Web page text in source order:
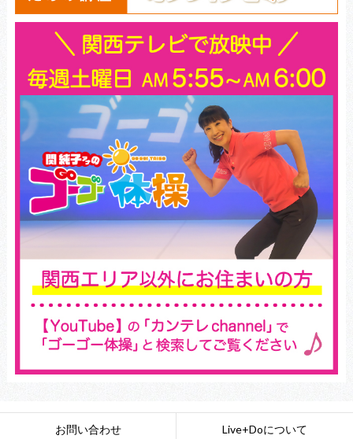
お問い合わせ Live+Doについて